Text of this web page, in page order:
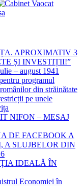
APROXIMATIV 3
ȘI INVESTIȚII!”
– august 1941
programul
din străinătate
pe unele
NIFON – MESAJ
DE FACEBOOK A
A SLUJBELOR DIN
IDEALĂ ÎN
Economiei în